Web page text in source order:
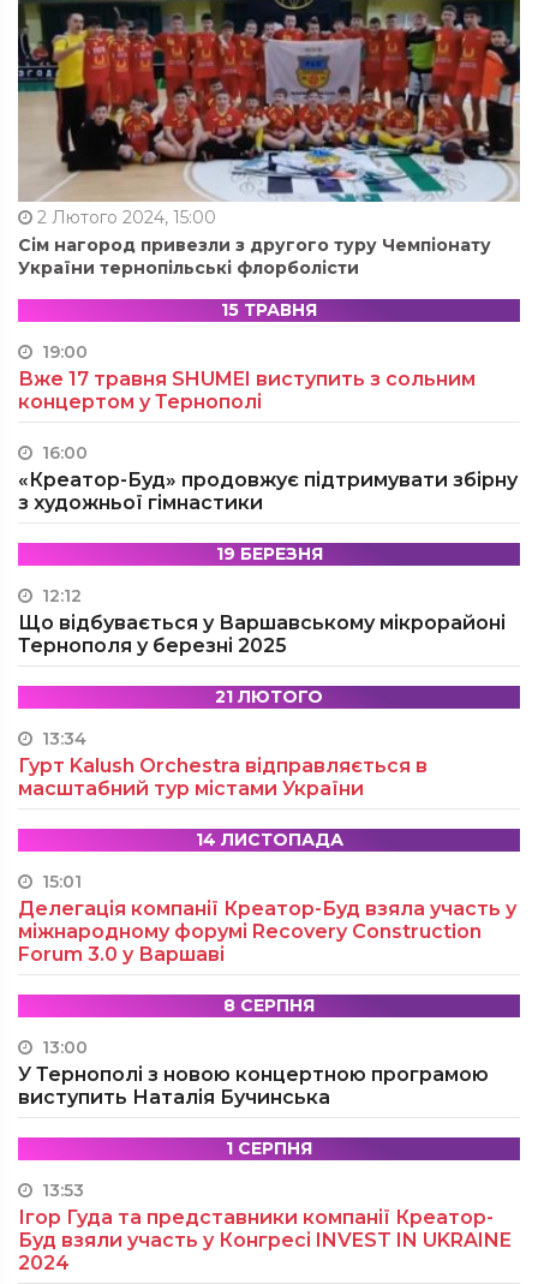
2 Лютого 2024, 15:00
Сім нагород привезли з другого туру Чемпіонату
України тернопільські флорболісти
15 ТРАВНЯ
19:00
Вже 17 травня SHUMEI виступить з сольним
концертом у Тернополі
16:00
«Креатор-Буд» продовжує підтримувати збірну
з художньої гімнастики
19 БЕРЕЗНЯ
12:12
Що відбувається у Варшавському мікрорайоні
Тернополя у березні 2025
21 ЛЮТОГО
13:34
Гурт Kalush Orchestra відправляється в
масштабний тур містами України
14 ЛИСТОПАДА
15:01
Делегація компанії Креатор-Буд взяла участь у
міжнародному форумі Recovery Construction
Forum 3.0 у Варшаві
8 СЕРПНЯ
13:00
У Тернополі з новою концертною програмою
виступить Наталія Бучинська
1 СЕРПНЯ
13:53
Ігор Гуда та представники компанії Креатор-
Буд взяли участь у Конгресі INVEST IN UKRAINE
2024